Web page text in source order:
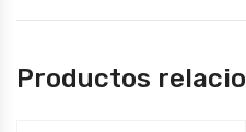
Productos